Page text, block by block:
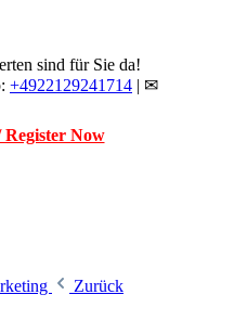
sind für Sie da!
+4922129241714 | ✉
Register Now
Zurück